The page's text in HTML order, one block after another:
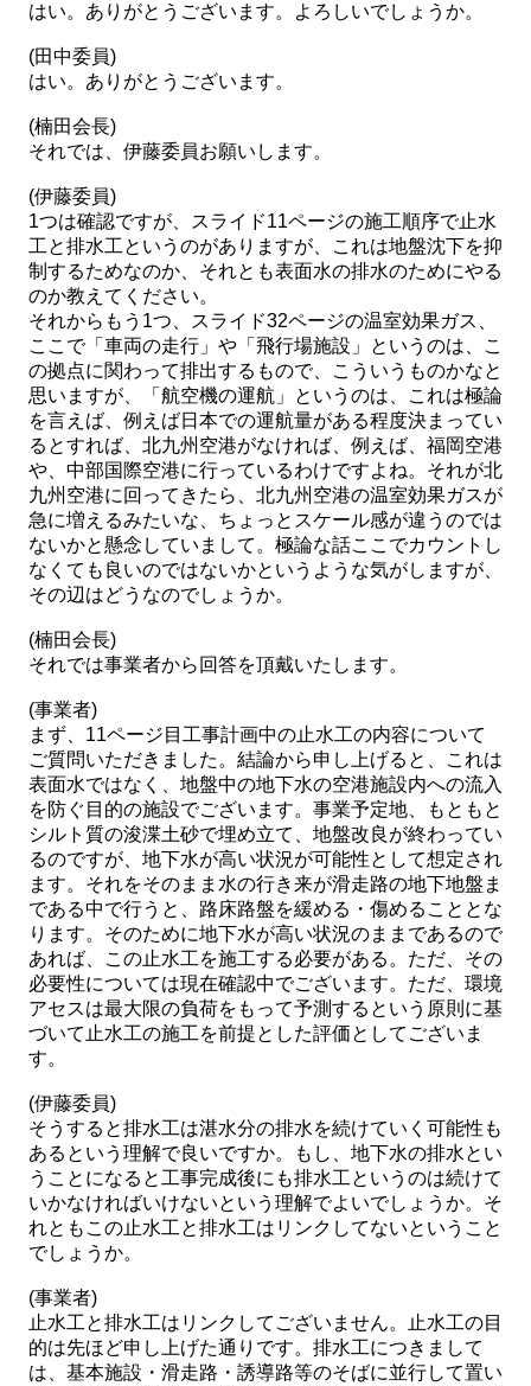
はい。ありがとうございます。よろしいでしょうか。
(田中委員)
はい。ありがとうございます。
(楠田会長)
それでは、伊藤委員お願いします。
(伊藤委員)
1つは確認ですが、スライド11ページの施工順序で止水
工と排水工というのがありますが、これは地盤沈下を抑
制するためなのか、それとも表面水の排水のためにやる
のか教えてください。
それからもう1つ、スライド32ページの温室効果ガス、
ここで「車両の走行」や「飛行場施設」というのは、こ
の拠点に関わって排出するもので、こういうものかなと
思いますが、「航空機の運航」というのは、これは極論
を言えば、例えば日本での運航量がある程度決まってい
るとすれば、北九州空港がなければ、例えば、福岡空港
や、中部国際空港に行っているわけですよね。それが北
九州空港に回ってきたら、北九州空港の温室効果ガスが
急に増えるみたいな、ちょっとスケール感が違うのでは
ないかと懸念していまして。極論な話ここでカウントし
なくても良いのではないかというような気がしますが、
その辺はどうなのでしょうか。
(楠田会長)
それでは事業者から回答を頂戴いたします。
(事業者)
まず、11ページ目工事計画中の止水工の内容について
ご質問いただきました。結論から申し上げると、これは
表面水ではなく、地盤中の地下水の空港施設内への流入
を防ぐ目的の施設でございます。事業予定地、もともと
シルト質の浚渫土砂で埋め立て、地盤改良が終わってい
るのですが、地下水が高い状況が可能性として想定され
ます。それをそのまま水の行き来が滑走路の地下地盤ま
である中で行うと、路床路盤を緩める・傷めることとな
ります。そのために地下水が高い状況のままであるので
あれば、この止水工を施工する必要がある。ただ、その
必要性については現在確認中でございます。ただ、環境
アセスは最大限の負荷をもって予測するという原則に基
づいて止水工の施工を前提とした評価としてございま
す。
(伊藤委員)
そうすると排水工は湛水分の排水を続けていく可能性も
あるという理解で良いですか。もし、地下水の排水とい
うことになると工事完成後にも排水工というのは続けて
いかなければいけないという理解でよいでしょうか。そ
れともこの止水工と排水工はリンクしてないということ
でしょうか。
(事業者)
止水工と排水工はリンクしてございません。止水工の目
的は先ほど申し上げた通りです。排水工につきまして
は、基本施設・滑走路・誘導路等のそばに並行して置い